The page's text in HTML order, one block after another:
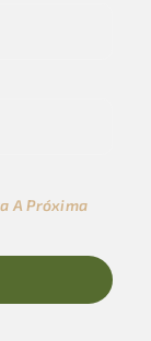
A Próxima